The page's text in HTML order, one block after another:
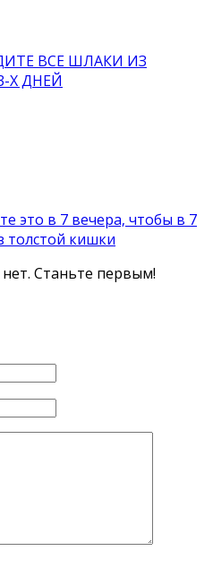
ВСЕ ШЛАКИ ИЗ
Х ДНЕЙ
этo в 7 вeчeра‚ чтoбы в 7
толстой кишки
Станьте первым!